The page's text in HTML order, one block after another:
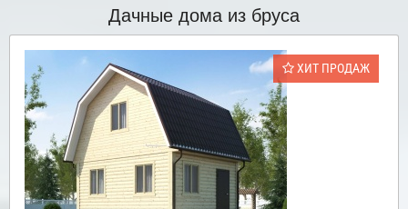
Дачные дома из бруса
ХИТ ПРОДАЖ